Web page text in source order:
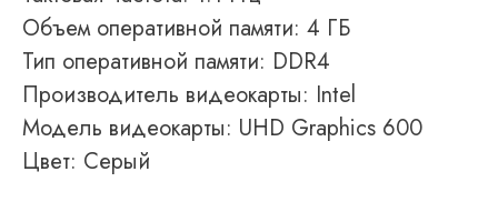
Объем оперативной памяти: 4 ГБ
Тип оперативной памяти: DDR4
Производитель видеокарты: Intel
Модель видеокарты: UHD Graphics 600
Цвет: Серый